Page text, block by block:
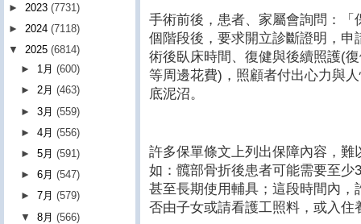
手術前後，患者、家屬會詢問：
個階段後，要求開立診斷證明，
術後臥床時間、復健與後續照護(
等周邊花費)，照顧者付出心力與
底泥沼。
許多保單條文上列出保障內容，
如：髖部骨折後患者可能需要至
甚至長期使用輔具；這段時間內
否由子女或請看護工照料，或入住
► 2023 (7731)
► 2024 (7118)
▼ 2025 (6814)
► 1月(600)
►2月(463)
►3月(559)
►4月(556)
►5月(591)
►6月(547)
►7月(579)
▼8月(566)